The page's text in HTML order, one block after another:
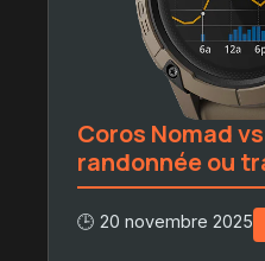
Coros Nomad
randonnée ou
🕒 20 novembre 2025